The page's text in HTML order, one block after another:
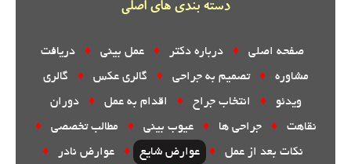
دسته بندی های اصلی
صفحه اصلی ♦ درباره دکتر ♦ عمل بینی ♦
دریافت
مشاوره
♦ تصمیم به جراحی ♦ گالری عکس ♦
گالری
ویدئو
♦ انتخاب جراح ♦ اقدام به عمل ♦
دوران
نقاهت
♦ جراحی ها ♦ عیوب بینی ♦ مطالب تخصصی
♦
نکات بعد از عمل
♦ عوارض شایع ♦ عوارض نادر
♦